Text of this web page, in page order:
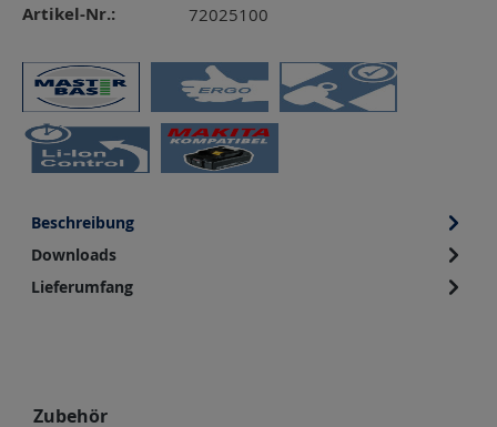
Artikel-Nr.: 72025100
Beschreibung
Downloads
Lieferumfang
Produktgalerie überspringen
Zubehör